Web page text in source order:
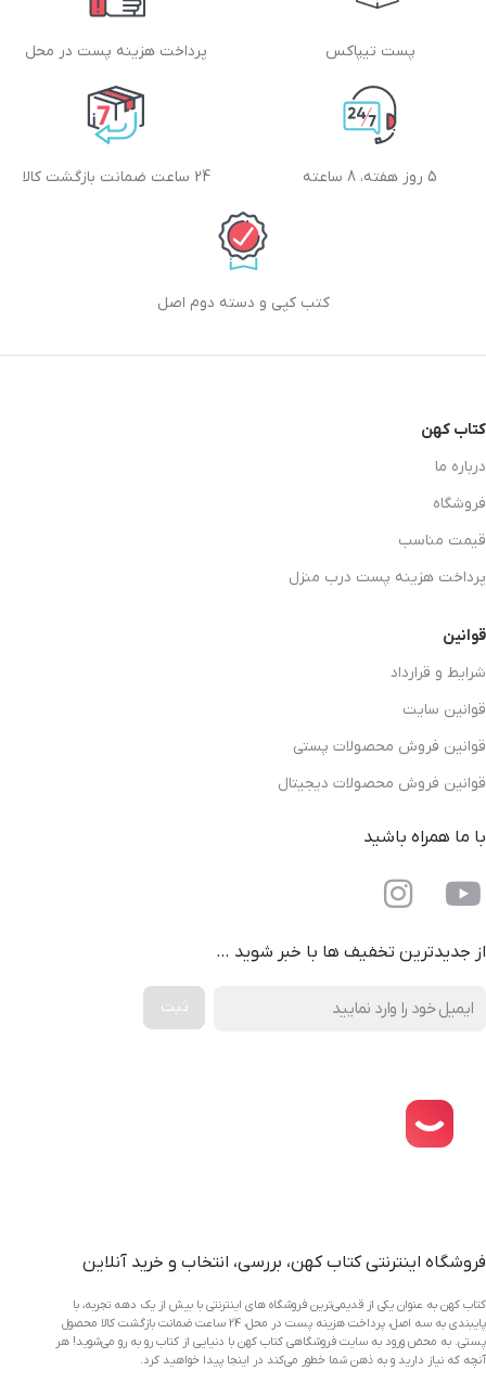
پست تیپاکس پرداخت هزینه پست در محل
5 روز هفته، 8 ساعته 24 ساعت ضمانت بازگشت کالا
کتب کپی و دسته دوم اصل
کتاب کهن
درباره ما
فروشگاه
قیمت مناسب
پرداخت هزینه پست درب منزل
قوانین
شرایط و قرارداد
قوانین سایت
قوانین فروش محصولات پستی
قوانین فروش محصولات دیجیتال
با ما همراه باشید
از جدیدترین تخفیف ها با خبر شوید …
فروشگاه اینترنتی کتاب کهن، بررسی، انتخاب و خرید آنلاین
کتاب کهن به عنوان یکی از قدیمی‌ترین فروشگاه های اینترنتی با بیش از یک دهه تجربه، با
پایبندی به سه اصل، پرداخت هزینه پست در محل، 24 ساعت ضمانت بازگشت کالا محصول
پستی. به محض ورود به سایت فروشگاهی کتاب کهن با دنیایی از کتاب رو به رو می‌شوید! هر
آنچه که نیاز دارید و به ذهن شما خطور می‌کند در اینجا پیدا خواهید کرد.